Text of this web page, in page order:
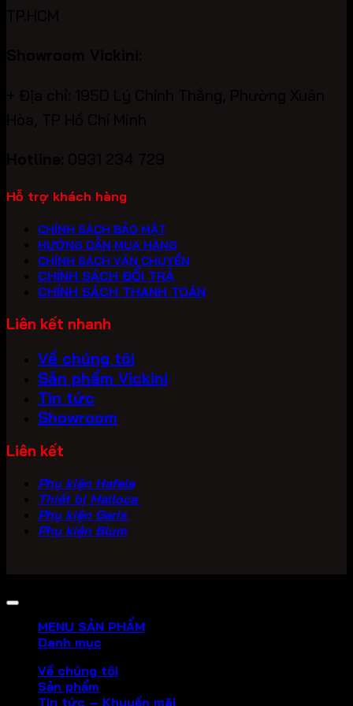
Hỗ trợ khách hàng
CHÍNH SÁCH BẢO MẬT
HƯỚNG DẪN MUA HÀNG
CHÍNH SÁCH VẬN CHUYỂN
CHÍNH SÁCH ĐỔI TRẢ
CHÍNH SÁCH THANH TOÁN
Liên kết nhanh
Về chúng tôi
Sản phẩm Vickini
Tin tức
Showroom
Liên kết
Phụ kiện Hafele
Thiết bị Malloca
Phụ kiện Garis
Phụ kiện Blum
MENU SẢN PHẨM
Danh mục
Về chúng tôi
Sản phẩm
Tin tức – Khuyến mãi